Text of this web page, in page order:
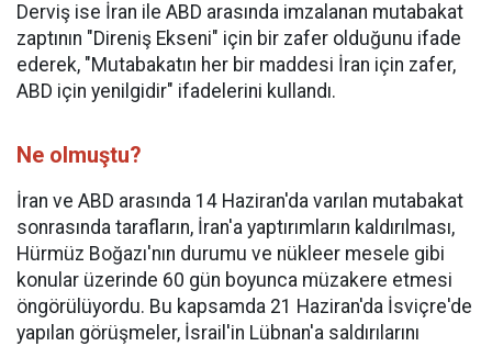
Derviş ise İran ile ABD arasında imzalanan mutabakat
zaptının "Direniş Ekseni" için bir zafer olduğunu ifade
ederek, "Mutabakatın her bir maddesi İran için zafer,
ABD için yenilgidir" ifadelerini kullandı.
Ne olmuştu?
İran ve ABD arasında 14 Haziran'da varılan mutabakat
sonrasında tarafların, İran'a yaptırımların kaldırılması,
Hürmüz Boğazı'nın durumu ve nükleer mesele gibi
konular üzerinde 60 gün boyunca müzakere etmesi
öngörülüyordu. Bu kapsamda 21 Haziran'da İsviçre'de
yapılan görüşmeler, İsrail'in Lübnan'a saldırılarını